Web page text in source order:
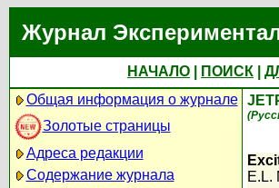
Журнал
НАЧАЛО ПОИСК
Общая информация о журнале
Золотые страницы
Адреса редакции
Содержание журнала
E.L.